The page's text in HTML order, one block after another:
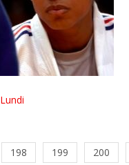
Lundi
198 199 200